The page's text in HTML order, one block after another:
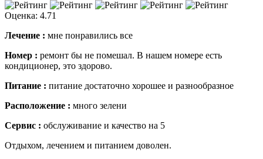
Оценка: 4.71
Лечение : мне понравились все
Номер : ремонт бы не помешал. В нашем номере есть
кондиционер, это здорово.
Питание : питание достаточно хорошее и разнообразное
Расположение : много зелени
Сервис : обслуживание и качество на 5
Отдыхом, лечением и питанием доволен.